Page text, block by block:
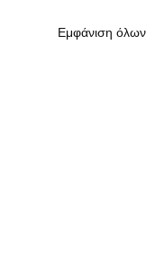
Εμφάνιση όλων